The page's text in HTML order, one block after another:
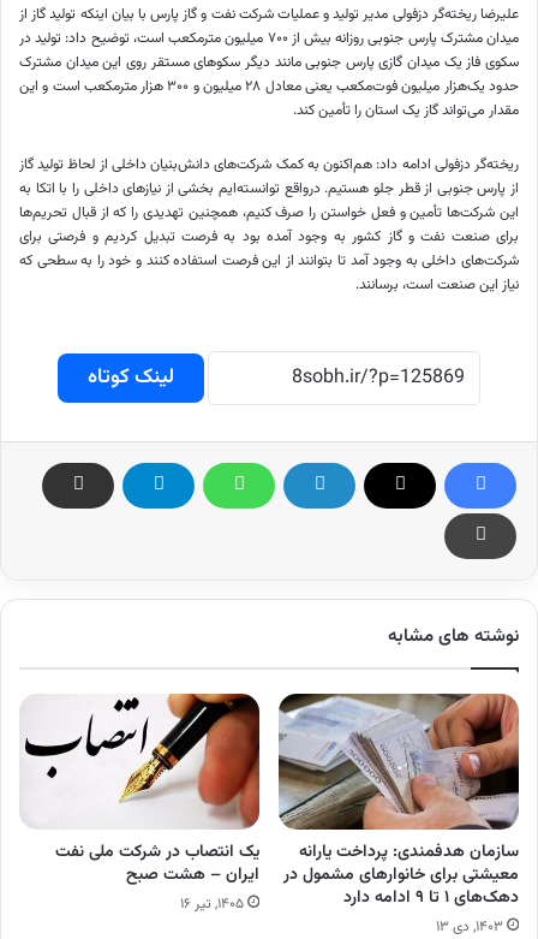
علیرضا ریخته‌گر دزفولی مدیر تولید و عملیات شرکت نفت و گاز پارس با بیان اینکه تولید گاز از
میدان مشترک پارس جنوبی روزانه بیش از ۷۰۰ میلیون مترمکعب است، توضیح داد: تولید در
سکوی فاز یک میدان گازی پارس جنوبی مانند دیگر سکوهای مستقر روی این میدان مشترک
حدود یک‌هزار میلیون فوت‌مکعب یعنی معادل ۲۸ میلیون و ۳۰۰ هزار مترمکعب است و این
مقدار می‌تواند گاز یک استان را تأمین کند.
ریخته‌گر دزفولی ادامه داد: هم‌اکنون به کمک شرکت‌های دانش‌بنیان داخلی از لحاظ تولید گاز
از پارس جنوبی از قطر جلو هستیم. درواقع توانسته‌ایم بخشی از نیازهای داخلی را با اتکا به
این شرکت‌ها تأمین و فعل خواستن را صرف کنیم، همچنین تهدیدی را که از قبال تحریم‌ها
برای صنعت نفت و گاز کشور به وجود آمده بود به فرصت تبدیل کردیم و فرصتی برای
شرکت‌های داخلی به وجود آمد تا بتوانند از این فرصت استفاده کنند و خود را به سطحی که
نیاز این صنعت است، برسانند.
لینک کوتاه
نوشته های مشابه
سازمان هدفمندی: پرداخت یارانه
معیشتی برای خانوار‌های مشمول در
دهک‌های ۱ تا ۹ ادامه دارد
۱۴۰۳, دی ۱۳
یک انتصاب در شرکت ملی نفت
ایران – هشت صبح
۱۴۰۵, تیر ۱۶